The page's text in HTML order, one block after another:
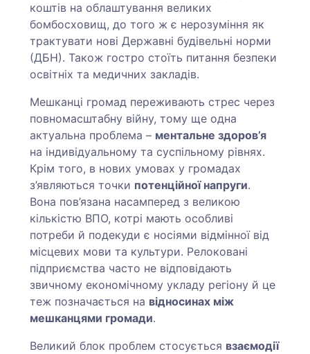
коштів на облаштування великих
бомбосховищ, до того ж є нерозуміння як
трактувати нові Державні будівельні норми
(ДБН). Також гостро стоїть питання безпеки
освітніх та медичних закладів.
Мешканці громад переживають стрес через
повномасштабну війну, тому ще одна
актуальна проблема – ментальне здоров’я
на індивідуальному та суспільному рівнях.
Крім того, в нових умовах у громадах
з’являються точки потенційної напруги.
Вона пов’язана насамперед з великою
кількістю ВПО, котрі мають особливі
потреби й подекуди є носіями відмінної від
місцевих мови та культури. Релоковані
підприємства часто не відповідають
звичному економічному укладу регіону й це
теж позначається на відносинах між
мешканцями громади.
Великий блок проблем стосується взаємодії